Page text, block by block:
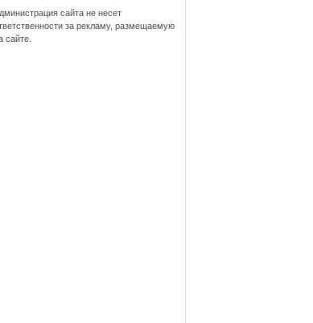
сайта не несет
за рекламу, размещаемую
сайте.